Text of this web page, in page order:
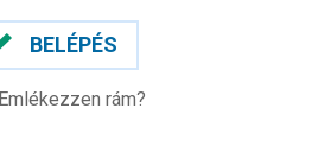
BELÉPÉS
Emlékezzen rám?